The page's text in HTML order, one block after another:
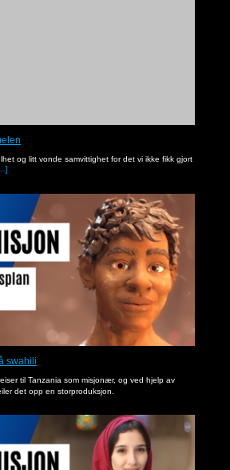
og litt vonde samvittighet for det vi ikke fikk gjort
swahili
til Tanzania som misjonær, og ved hjelp av
det opp en storproduksjon.